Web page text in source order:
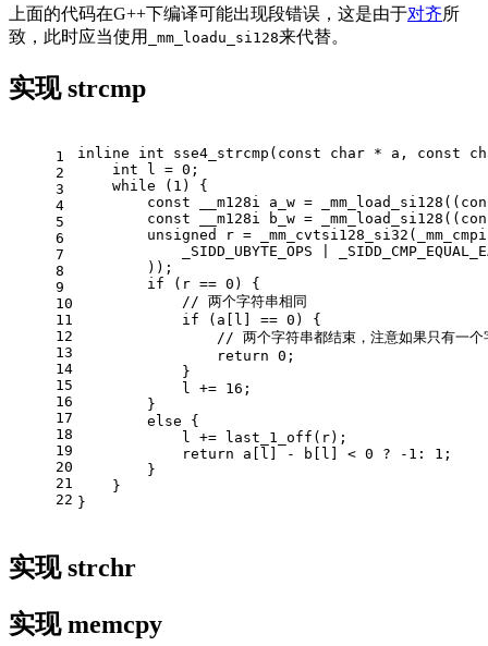
上面的代码在G++下编译可能出现段错误，这是由于对齐所
致，此时应当使用
_mm_loadu_si128来代替。
实现 strcmp
1
2
3
4
5
6
7
8
9
10
11
12
13
14
15
16
17
18
19
20
21
22
inline int sse4_strcmp ( const char * a, const
int l = 0 ;
while ( 1 ) {
const __m128i a_w = _mm_load_si128((
const __m128i b_w = _mm_load_si128((
unsigned
r =
_SIDD_UBYTE_OPS |
        ));
if (r == 0 ) {
// 两个字符串相同
if (a[l] == 0 ) {
// 两个字符串都结束，注意如果只有一
return 0 ;
            }
            l +=
16 ;
        }
else {
            l += last_1_off(r);
return a[l] - b[l] < 0 ? -1 : 1 ;
        }
    }
}
实现 strchr
实现 memcpy